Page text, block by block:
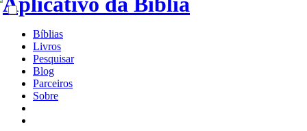
Bíblias
Livros
Pesquisar
Blog
Parceiros
Sobre